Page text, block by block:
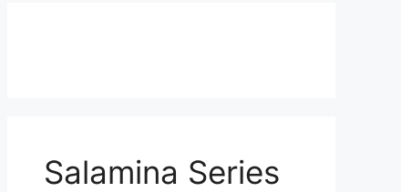
Salamina Series